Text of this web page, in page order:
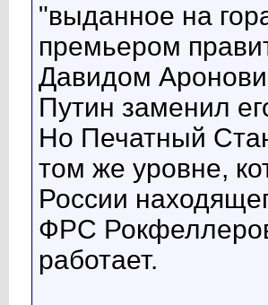
"выданное на
премьером
Давидом
Путин заменил
Но Печатный
том же уровне,
России
ФРС
работает.